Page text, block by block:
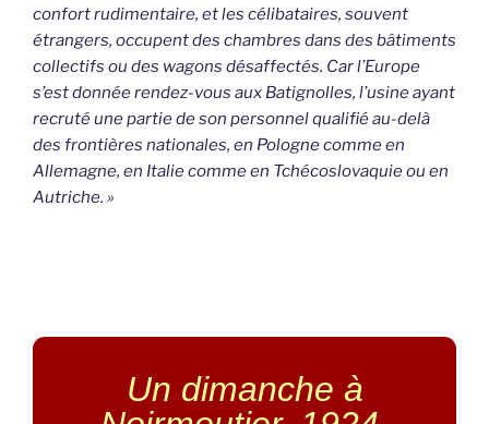
confort rudimentaire, et les célibataires, souvent
étrangers, occupent des chambres dans des bâtiments
collectifs ou des wagons désaffectés. Car l’Europe
s’est donnée rendez-vous aux Batignolles, l’usine ayant
recruté une partie de son personnel qualifié au-delà
des frontières nationales, en Pologne comme en
Allemagne, en Italie comme en Tchécoslovaquie ou en
Autriche. »
Un dimanche à